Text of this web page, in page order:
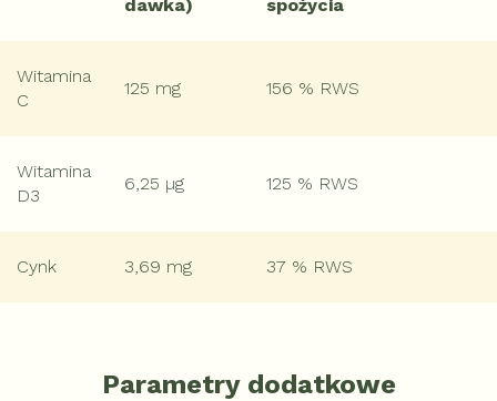
dawka)
spożycia
Witamina
C
125 mg 156 % RWS
Witamina
D3
6,25 µg 125 % RWS
Cynk 3,69 mg 37 % RWS
Parametry dodatkowe